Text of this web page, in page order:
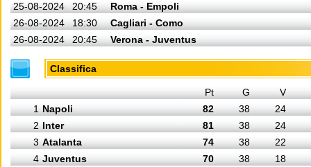
25-08-2024
20:45
Roma - Empoli
26-08-2024
18:30
Cagliari - Como
26-08-2024
20:45 Verona - Juventus
Classifica
Pt G
V
1 Napoli 82 38
24
2 Inter 81 38
24
3 Atalanta 74 38
22
4 Juventus 70 38
18